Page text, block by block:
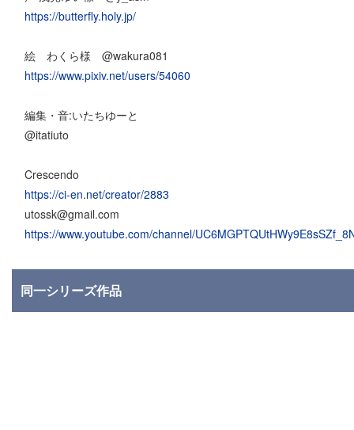
https://butterfly.holy.jp/
絵 わくら様 @wakura081
https://www.pixiv.net/users/54060
編集・音:いたちゆーと
@itatiuto
Crescendo
https://ci-en.net/creator/2883
utossk@gmail.com
https://www.youtube.com/channel/
同一シリーズ作品